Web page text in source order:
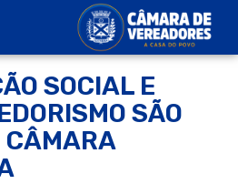
SOCIAL E
SÃO
CÂMARA